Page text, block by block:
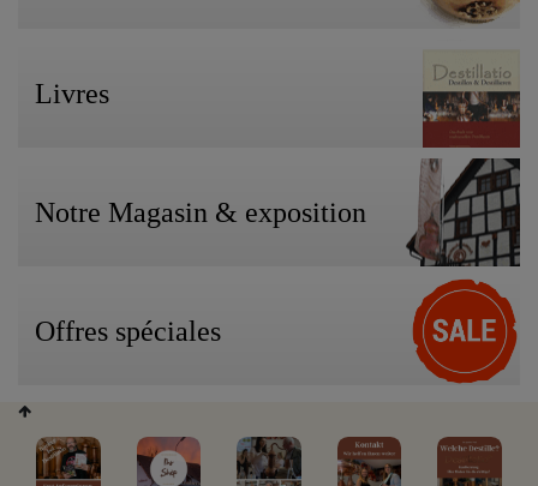
Livres
Notre Magasin & exposition
Offres spéciales